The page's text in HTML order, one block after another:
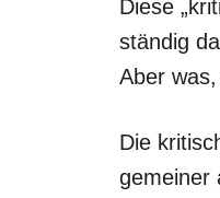
Diese
ständig
Aber
Die
gemeiner